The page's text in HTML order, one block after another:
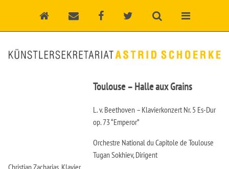
Toulouse – Halle aux Grains
L. v. Beethoven – Klavierkonzert Nr. 5 Es-Dur
op. 73 “Emperor”
Orchestre National du Capitole de Toulouse
Tugan Sokhiev, Dirigent